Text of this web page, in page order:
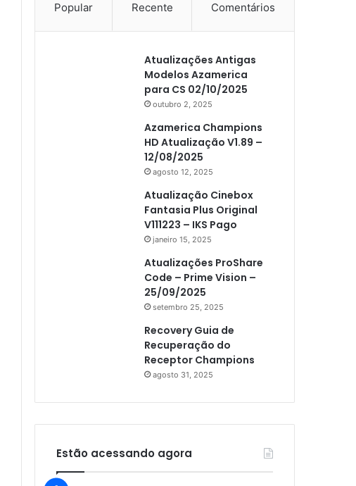
Popular Recente Comentários
Atualizações Antigas
Modelos Azamerica
para CS 02/10/2025
outubro 2, 2025
Azamerica Champions
HD Atualização V1.89 –
12/08/2025
agosto 12, 2025
Atualização Cinebox
Fantasia Plus Original
V111223 – IKS Pago
janeiro 15, 2025
Atualizações ProShare
Code – Prime Vision –
25/09/2025
setembro 25, 2025
Recovery Guia de
Recuperação do
Receptor Champions
agosto 31, 2025
Estão acessando agora